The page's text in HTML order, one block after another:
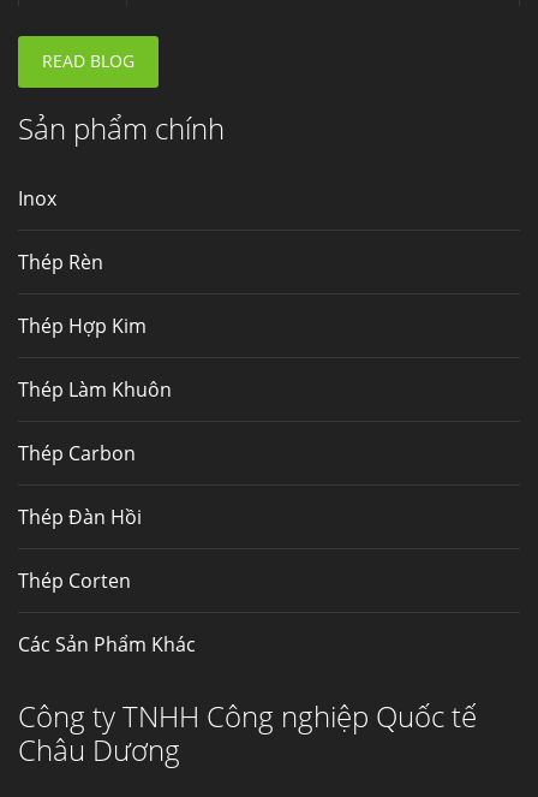
Fengyang là một trong những nhà
Thép Fengyang
READ BLOG
Sản phẩm chính
Inox
Thép Rèn
Thép Hợp Kim
Thép Làm Khuôn
Thép Carbon
Thép Đàn Hồi
Thép Corten
Các Sản Phẩm Khác
Công ty TNHH Công nghiệp Quốc tế
Châu Dương